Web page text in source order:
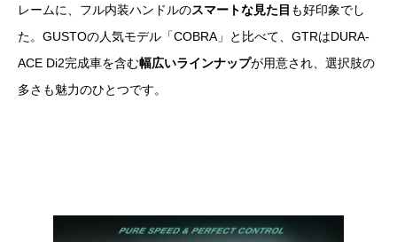
レームに、フル内装ハンドルのスマートな見た目 も好印象でし
た。GUSTOの人気モデル「COBRA」と比べて、GTRはDURA-
ACE Di2完成車を含む幅広いラインナップが用意され、選択肢の
多さも魅力のひとつです。